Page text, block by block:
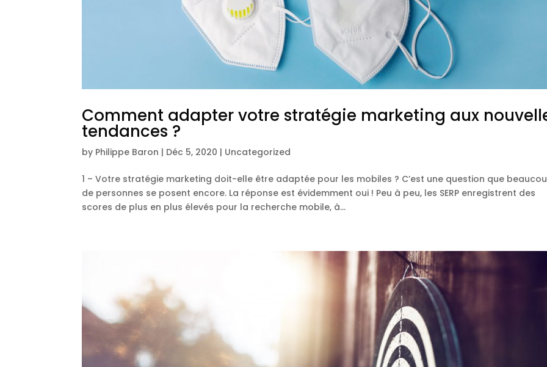
Comment adapter votre stratégie marketing aux
tendances ?
by Philippe Baron | Déc 5, 2020 | Uncategorized
1 – Votre stratégie marketing doit-elle être adaptée pour les mobiles ? C’est une question que
de personnes se posent encore. La réponse est évidemment oui ! Peu à peu, les SERP enregistrent des
scores de plus en plus élevés pour la recherche mobile, à...